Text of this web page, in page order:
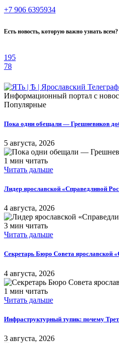
+7 906 6395934
Есть новость, которую важно узнать
195
78
Информационный портал с
Популярные
Пока одни обещали — Грешневиков
5 августа, 2026
1 мин читать
Читать дальше
Лидер ярославской «Справедливой
4 августа, 2026
3 мин читать
Читать дальше
Секретарь Бюро Совета ярославской
4 августа, 2026
1 мин читать
Читать дальше
Инфраструктурный тупик: почему
3 августа, 2026